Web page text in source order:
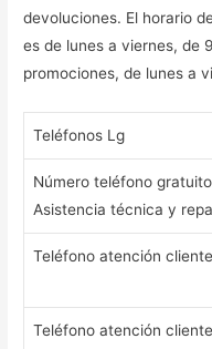
devoluciones. El horario
es de lunes a viernes, de
promociones, de lunes a
Teléfonos Lg
Número teléfono
Asistencia técnica y
Teléfono atención cliente
Teléfono atención cliente